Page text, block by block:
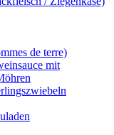
de terre)
mit